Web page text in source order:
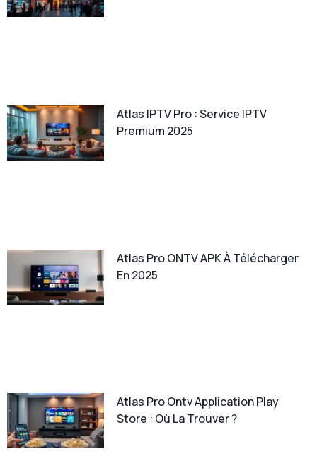
Atlas IPTV Pro : Service IPTV
Premium 2025
Atlas Pro ONTV APK À Télécharger
En 2025
Atlas Pro Ontv Application Play
Store : Où La Trouver ?